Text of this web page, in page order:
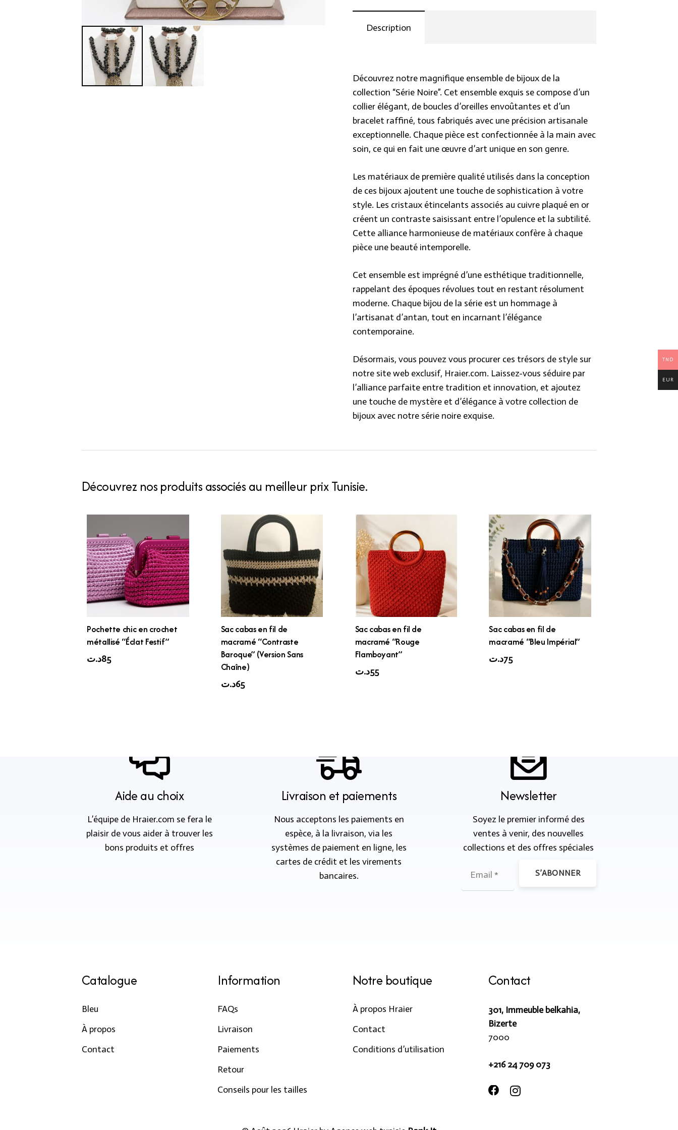
contemporain. Chaque bijou de cette série rend hommage à
l’artisanat d’autrefois tout en incarnant une élégance
moderne.
Désormais, vous pouvez acquérir ces trésors de style sur notre
site web exclusif, Hraier.com. Laissez-vous séduire par cette
touche de mystère et d’élégance à votre collection de bijoux
grâce à notre superbe série noire.
SérieDescription
Découvrez notre magnifique ensemble de bijoux de la
collection “Série Noire”. Cet ensemble exquis se compose d’un
collier élégant, de boucles d’oreilles envoûtantes et d’un
bracelet raffiné, tous fabriqués avec une précision artisanale
exceptionnelle. Chaque pièce est confectionnée à la main avec
soin, ce qui en fait une œuvre d’art unique en son genre.
Les matériaux de première qualité utilisés dans la conception
de ces bijoux ajoutent une touche de sophistication à votre
style. Les cristaux étincelants associés au cuivre plaqué en or
créent un contraste saisissant entre l’opulence et la subtilité.
Cette alliance harmonieuse de matériaux confère à chaque
pièce une beauté intemporelle.
Cet ensemble est imprégné d’une esthétique traditionnelle,
rappelant des époques révolues tout en restant résolument
moderne. Chaque bijou de la série est un hommage à
l’artisanat d’antan, tout en incarnant l’élégance
contemporaine.
Désormais, vous pouvez vous procurer ces trésors de style sur
notre site web exclusif, Hraier.com. Laissez-vous séduire par
l’alliance parfaite entre tradition et innovation, et ajoutez
une touche de mystère et d’élégance à votre collection de
bijoux avec notre série noire exquise.
Découvrez nos produits associés au meilleur prix Tunisie.
Pochette chic en crochet
métallisé “Éclat Festif”
85د.ت
Sac cabas en fil de
macramé “Contraste
Baroque” (Version Sans
Chaîne)
65د.ت
Sac cabas en fil de
macramé “Rouge
Flamboyant”
55د.ت
Sac cabas en fil de
macramé “Bleu Impérial”
75د.ت
Aide au choix
L’équipe de Hraier.com se fera le
plaisir de vous aider à trouver les
bons produits et offres
Livraison et paiements
Nous acceptons les paiements en
espèce, à la livraison, via les
systèmes de paiement en ligne, les
cartes de crédit et les virements
bancaires.
Newsletter
Soyez le premier informé des
ventes à venir, des nouvelles
collections et des offres spéciales
S’ABONNER
Catalogue
Bleu
À propos
Contact
Information
FAQs
Livraison
Paiements
Retour
Conseils pour les tailles
Notre boutique
À propos Hraier
Contact
Conditions d’utilisation
Contact
301, Immeuble belkahia,
Bizerte
7000
+216 24 709 073
TND
EUR